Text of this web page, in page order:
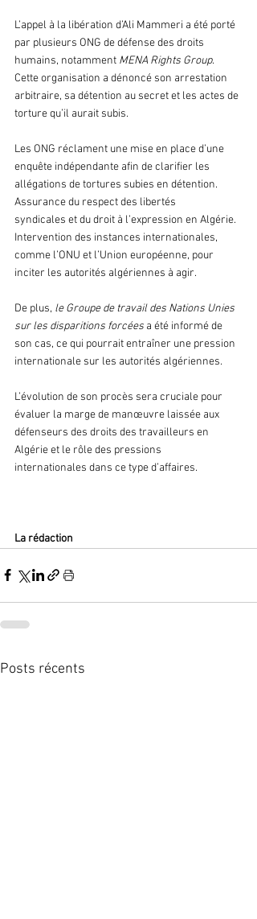
L’appel à la libération d’Ali Mammeri a été porté
par plusieurs ONG de défense des droits
humains, notamment MENA Rights Group.
Cette organisation a dénoncé son arrestation
arbitraire, sa détention au secret et les actes de
torture qu’il aurait subis.
Les ONG réclament une mise en place d’une
enquête indépendante afin de clarifier les
allégations de tortures subies en détention.
Assurance du respect des libertés
syndicales et du droit à l’expression en Algérie.
Intervention des instances internationales,
comme l’ONU et l’Union européenne, pour
inciter les autorités algériennes à agir.
De plus, le Groupe de travail des Nations Unies
sur les disparitions forcées a été informé de
son cas, ce qui pourrait entraîner une pression
internationale sur les autorités algériennes.
L’évolution de son procès sera cruciale pour
évaluer la marge de manœuvre laissée aux
défenseurs des droits des travailleurs en
Algérie et le rôle des pressions
internationales dans ce type d’affaires.
La rédaction
Posts récents